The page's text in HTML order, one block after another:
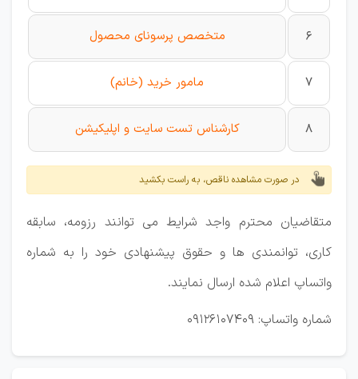
6 متخصص پرسونای محصول
7 مامور خرید (خانم)
8 کارشناس تست سایت و اپلیکیشن
در صورت مشاهده ناقص، به راست بکشید
متقاضیان محترم واجد شرایط می توانند رزومه، سابقه
کاری، توانمندی ها و حقوق پیشنهادی خود را به شماره
واتساپ اعلام شده ارسال نمایند.
شماره واتساپ: 09126107409